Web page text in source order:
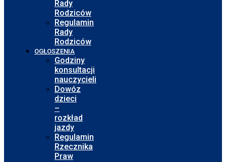
Rady
Rodziców
Regulamin
Rady
Rodziców
OGŁOSZENIA
Godziny
konsultacji
nauczycieli
Dowóz
dzieci
–
rozkład
jazdy
Regulamin
Rzecznika
Praw